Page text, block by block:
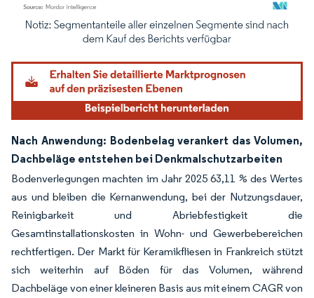
Bild © Mordor Intelligence. Wiederverwendung erfordert Namensnennung
Nach Anwendung: Bodenbelag verankert das Volumen,
Dachbeläge entstehen bei Denkmalschutzarbeiten
Bodenverlegungen machten im Jahr 2025 63,11 % des Wertes
aus und bleiben die Kernanwendung, bei der Nutzungsdauer,
Reinigbarkeit und Abriebfestigkeit die
Gesamtinstallationskosten in Wohn- und Gewerbebereichen
rechtfertigen. Der Markt für Keramikfliesen in Frankreich stützt
sich weiterhin auf Böden für das Volumen, während
Dachbeläge von einer kleineren Basis aus mit einem CAGR von